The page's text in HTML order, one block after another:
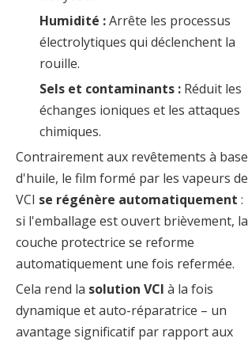
Humidité :Arrête les processus
électrolytiques qui déclenchent la
rouille.
Sels et contaminants : Réduit les
échanges ioniques et les attaques
chimiques.
Contrairement aux revêtements à base
d'huile, le film formé par les vapeurs de
VCI se régénère automatiquement :
si l'emballage est ouvert brièvement, la
couche protectrice se reforme
automatiquement une fois refermée.
Cela rend la solution VCI à la fois
dynamique et auto-réparatrice – un
avantage significatif par rapport aux